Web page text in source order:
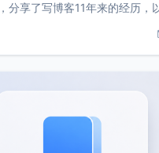
分享了写博客11年来的经历，
的真实数据和产品现状。